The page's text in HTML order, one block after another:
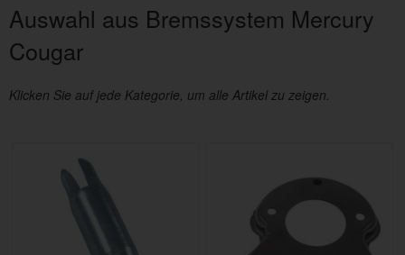
Auswahl aus Bremssystem Mercury
Cougar
Klicken Sie auf jede Kategorie, um alle Artikel zu zeigen.